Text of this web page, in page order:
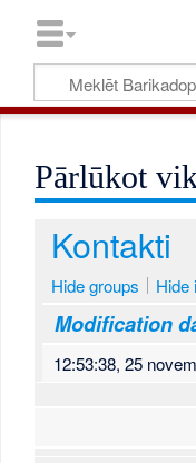
Pārlūkot
Kontakti
Hide groups Hide
Modification
12:53:38, 25